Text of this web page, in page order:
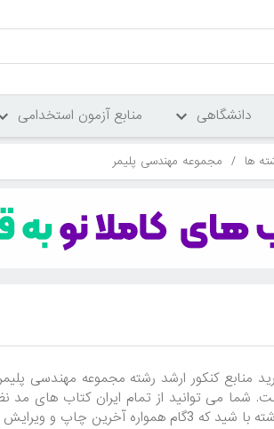
دانشگاهی منابع آزمون استخدامی
ها / مجموعه مهندسی پلیمر
منابع کنکور ارشد رشته مجموعه مهندسی
شما می توانید از تمام ایران کتاب های مد
همواره آخرین چاپ و ویرایش کتاب های موجود در با زار را برای شما ارسال می کند.